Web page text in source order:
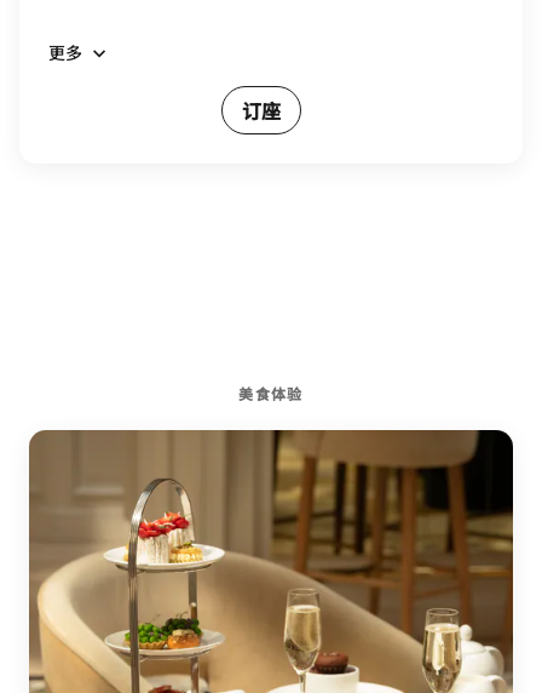
更多
订座
美食体验